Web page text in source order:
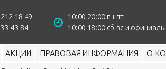
18-49
43-84
10:00-20:00 пн-пт
10:00-18:00 сб-вс и
АКЦИИ ПРАВОВАЯ ИНФОРМАЦИЯ О